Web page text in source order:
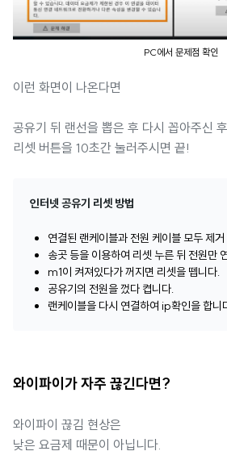
PC에서 문제점 확인
이런 화면이 나온다면
공유기 뒤 랜선을 뽑은 후 다시 꼽아주신 후
리셋 버튼을 10초간 눌러주시면 끝!
인터넷 공유기 리셋 방법
연결된 랜케이블과 전원 케이블 모두 제거
송곳 등을 이용하여 리셋 누른 뒤 전원만
m1이 켜져있다가 꺼지면 리셋을 뗍니다.
공유기의 전원을 껐다 켭니다.
랜케이블을 다시 연결하여 ip확인을 합니
와이파이가 자주 끊긴다면?
와이파이 끊김 현상은
낮은 요금제 때문이 아닙니다.